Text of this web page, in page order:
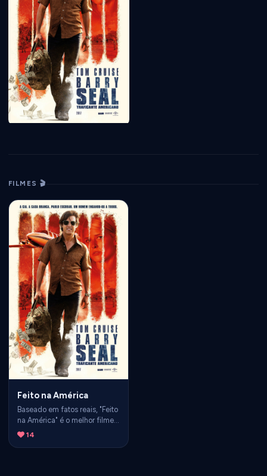
FILMES 🎬
Feito na América
Baseado em fatos reais, "Feito
na América" é o melhor filme
da carreira do Tom Cruise e
14